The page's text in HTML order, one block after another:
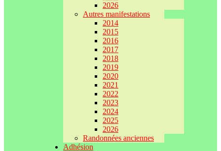
2026
Autres manifestations
2014
2015
2016
2017
2018
2019
2020
2021
2022
2023
2024
2025
2026
Randonnées anciennes
Adhésion